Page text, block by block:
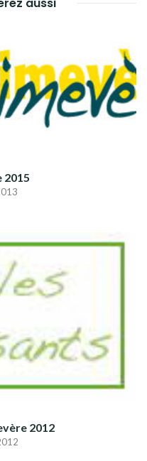
2015
2012